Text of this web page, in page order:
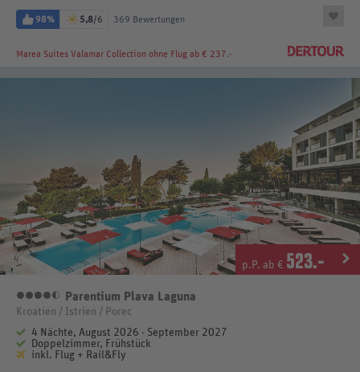
98% 5,8/6 369 Bewertungen
Marea Suites Valamar Collection ohne Flug ab € 237.-
p.P. ab € 523.-
4,5 Sterne
Parentium Plava Laguna
Kroatien / Istrien / Porec
4 Nächte, August 2026 - September 2027
Doppelzimmer, Frühstück
inkl. Flug + Rail&Fly